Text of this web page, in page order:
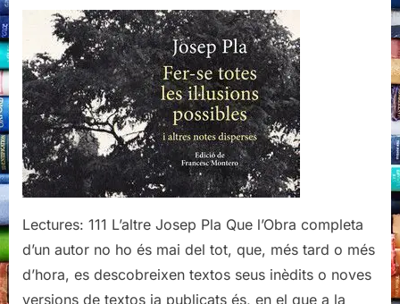
se
totes
les
il·lusions
possibles,
Josep
Pla
Lectures: 111 L’altre Josep Pla Que l’Obra completa
d’un autor no ho és mai del tot, que, més tard o més
d’hora, es descobreixen textos seus inèdits o noves
versions de textos ja publicats és, en el que a la